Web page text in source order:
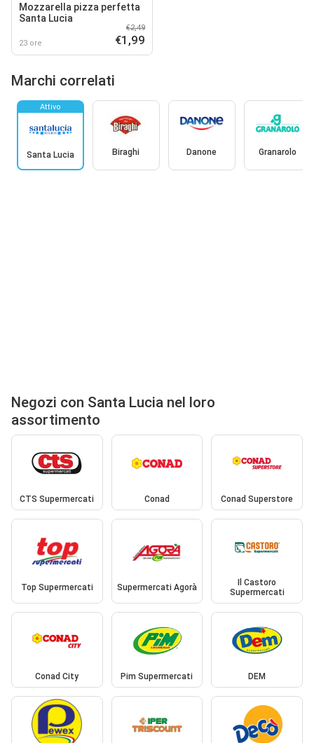
Mozzarella pizza perfetta
Santa Lucia
23 ore
€2,49
€1,99
Marchi correlati
Attivo
Santa Lucia Biraghi Danone Granarolo
Negozi con Santa Lucia nel loro
assortimento
CTS Supermercati Conad Conad Superstore
Top Supermercati Supermercati Agorà
Il Castoro
Supermercati
Conad City Pim Supermercati DEM